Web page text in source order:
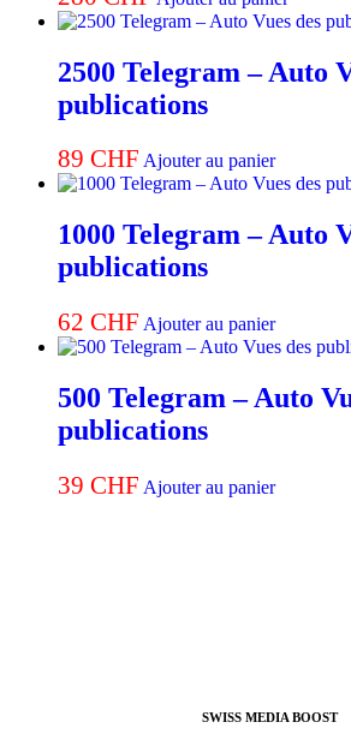
2500 Telegram – Auto
publications
89 CHF Ajouter au panier
1000 Telegram – Auto
publications
62 CHF Ajouter au panier
500 Telegram – Auto
publications
39 CHF Ajouter au panier
SWISS MEDIA BOOST